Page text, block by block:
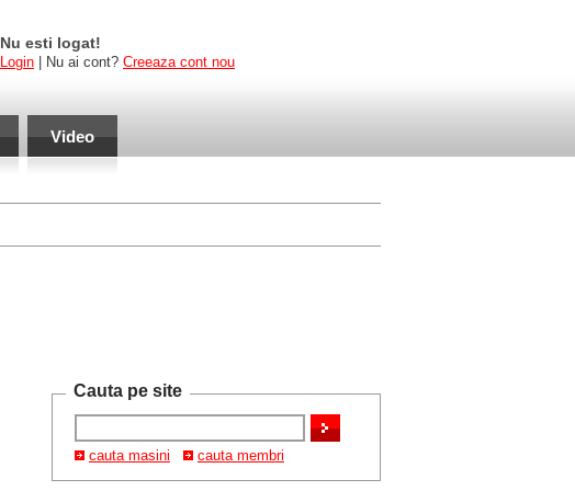
Nu esti logat!
Login | Nu ai cont? Creeaza cont nou
Video
Cauta pe site
cauta masini cauta membri